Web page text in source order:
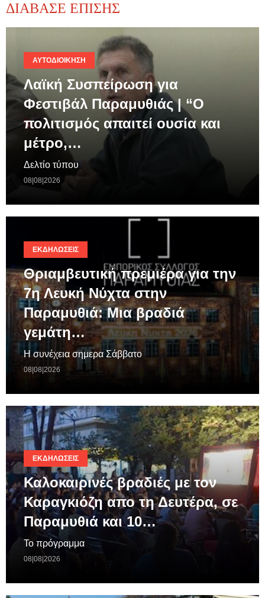
ΔΙΑΒΑΣΕ ΕΠΙΣΗΣ
ΑΥΤΟΔΙΟΊΚΗΣΗ
Λαϊκή Συσπείρωση για
Φεστιβάλ Παραμυθιάς | “Ο
πολιτισμός απαιτεί ουσία και
μέτρο,…
Δελτίο τύπου
08|08|2026
ΕΚΔΗΛΏΣΕΙΣ
Θριαμβευτική πρεμιέρα για την
7η Λευκή Νύχτα στην
Παραμυθιά: Μια βραδιά
γεμάτη…
Η συνέχεια σημερα Σάββατο
08|08|2026
ΕΚΔΗΛΏΣΕΙΣ
Καλοκαιρινές βραδιές με τον
Καραγκιόζη απο τη Δευτέρα, σε
Παραμυθιά και 10…
Το πρόγραμμα
08|08|2026